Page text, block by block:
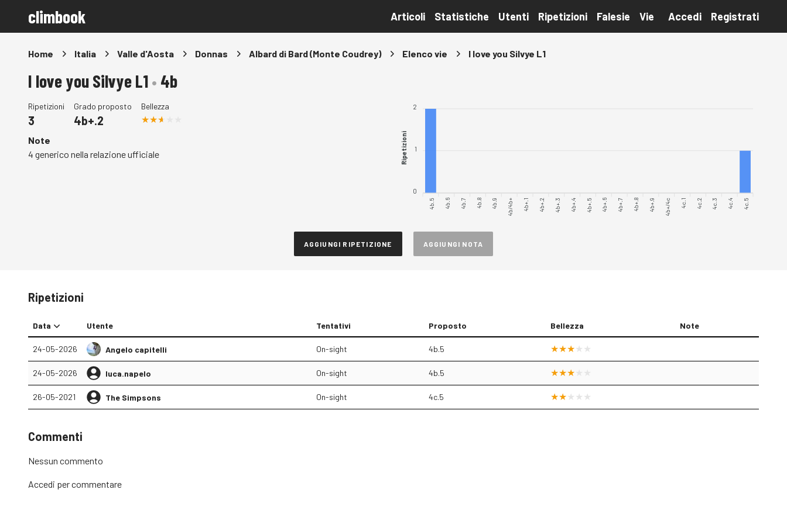
climbook Articoli Statistiche Utenti Ripetizioni Falesie Vie Accedi Registrati
Home Italia Valle d'Aosta Donnas Albard di Bard (Monte Coudrey) Elenco vie I love you Silvye L1
I love you Silvye L1• 4b
Ripetizioni
3
Grado proposto
4b+.2
Bellezza
Note
4 generico nella relazione ufficiale
2
1
0
Ripetizioni
4b.5 4b.6 4b.7 4b.8 4b.9 4b/4b+ 4b+.1 4b+.2 4b+.3 4b+.4 4b+.5 4b+.6 4b+.7 4b+.8 4b+.9 4b+/4c 4c.1 4c.2 4c.3 4c.4 4c.5
AGGIUNGI RIPETIZIONE AGGIUNGI NOTA
Ripetizioni
Data Utente Tentativi Proposto Bellezza Note
24-05-2026 Angelo capitelli On-sight 4b.5
24-05-2026 luca.napelo On-sight 4b.5
26-05-2021 The Simpsons On-sight 4c.5
Commenti
Nessun commento
Accedi per commentare